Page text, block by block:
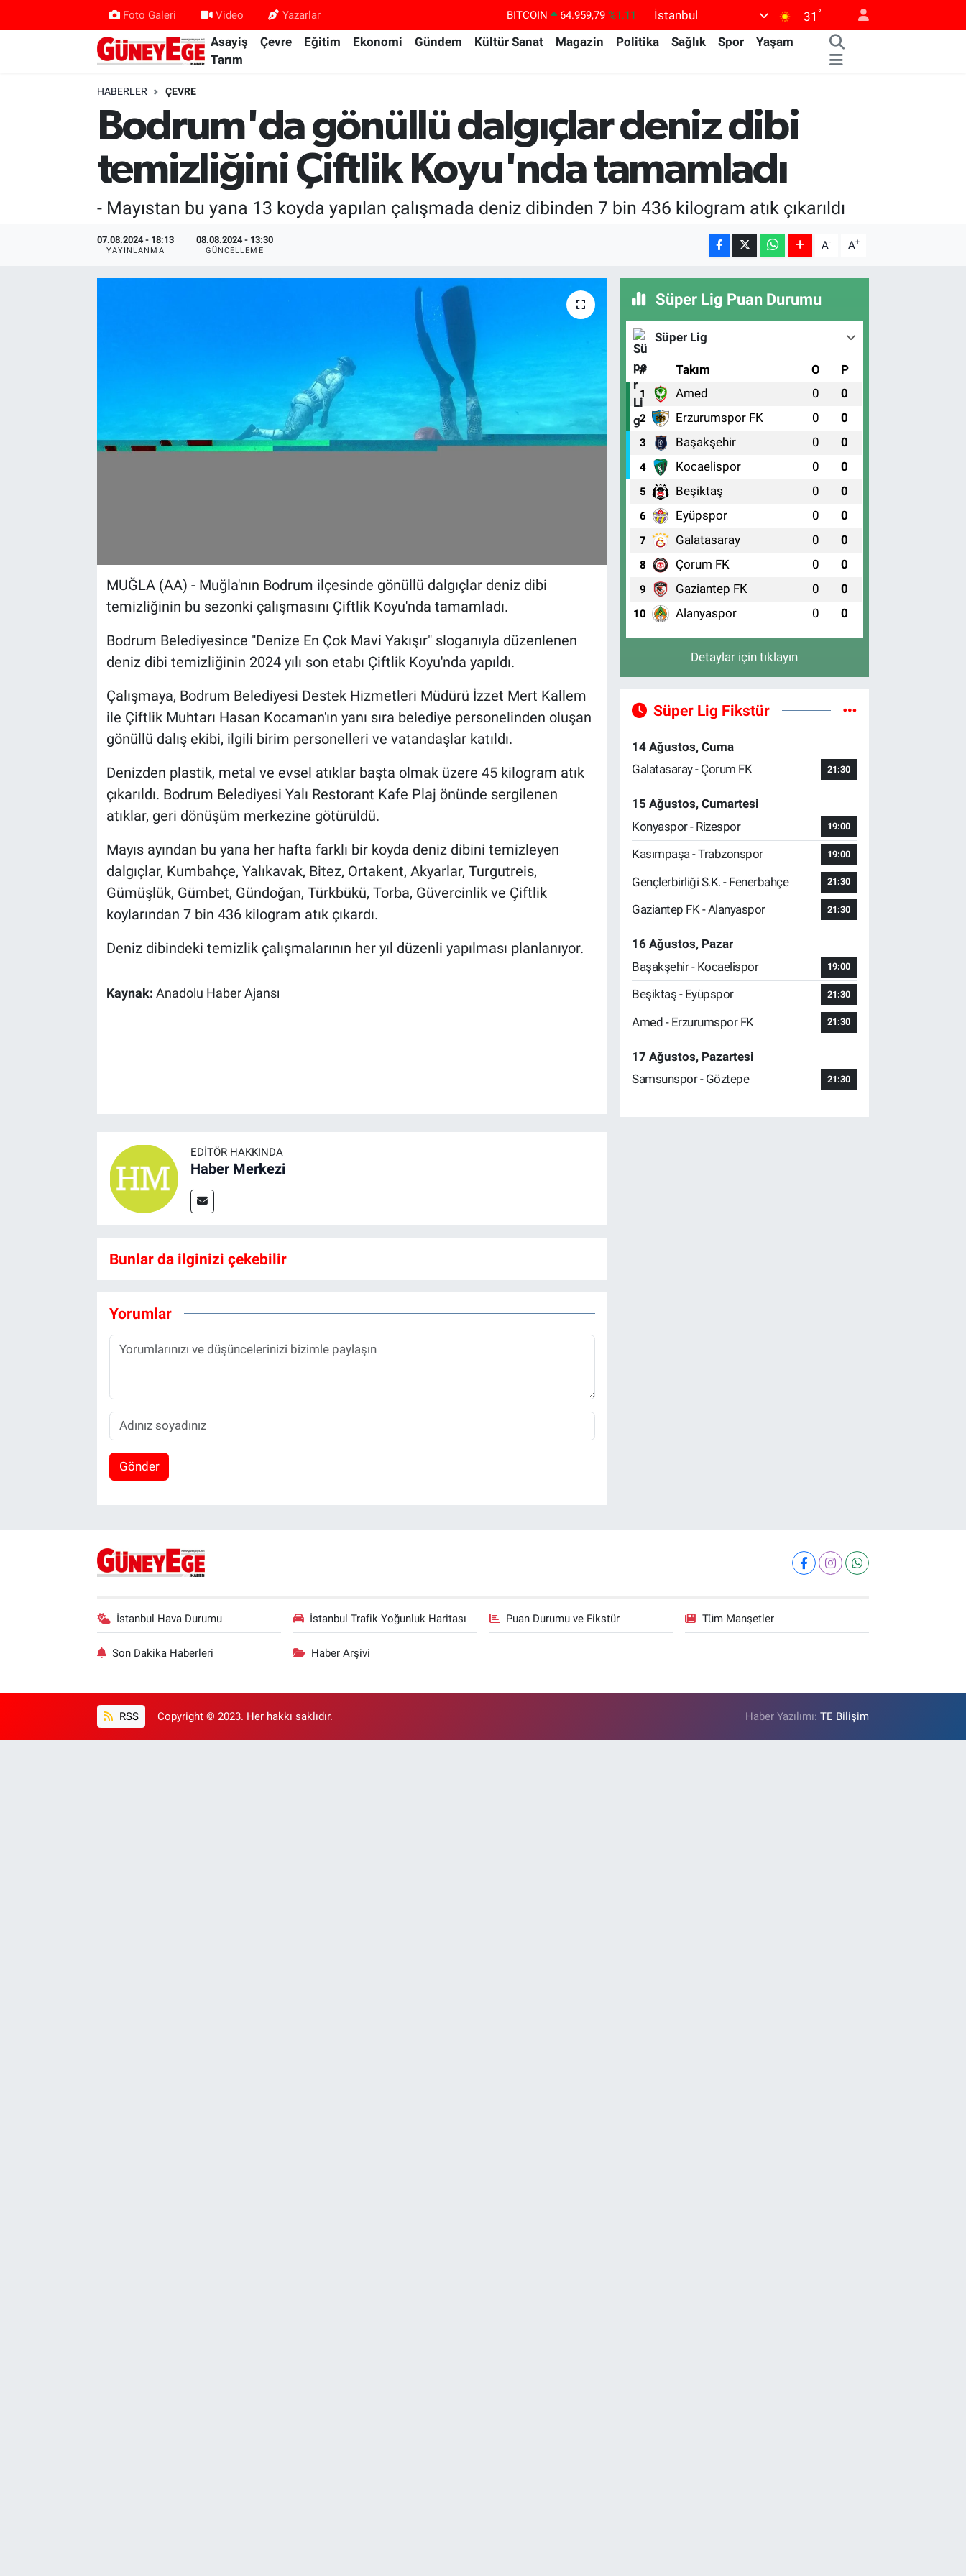
Foto Galeri Video Yazarlar BITCOIN 64.959,79 %1.11
DOLAR
47,7436
%0.18
GRAM ALTIN
6660.55
BİST100
13.779 %-14
İstanbul 31 °
Asayiş Çevre Eğitim Ekonomi Gündem Kültür Sanat Magazin Politika Sağlık Spor
Yaşam
Tarım
HABERLER ÇEVRE
Bodrum'da gönüllü dalgıçlar deniz dibi
temizliğini Çiftlik Koyu'nda tamamladı
- Mayıstan bu yana 13 koyda yapılan çalışmada deniz dibinden 7 bin 436 kilogram atık çıkarıldı
07.08.2024 - 18:13
YAYINLANMA
08.08.2024 - 13:30
GÜNCELLEME A- A+
MUĞLA (AA) - Muğla'nın Bodrum ilçesinde gönüllü dalgıçlar deniz dibi
temizliğinin bu sezonki çalışmasını Çiftlik Koyu'nda tamamladı.
Bodrum Belediyesince "Denize En Çok Mavi Yakışır" sloganıyla düzenlenen
deniz dibi temizliğinin 2024 yılı son etabı Çiftlik Koyu'nda yapıldı.
Çalışmaya, Bodrum Belediyesi Destek Hizmetleri Müdürü İzzet Mert Kallem
ile Çiftlik Muhtarı Hasan Kocaman'ın yanı sıra belediye personelinden oluşan
gönüllü dalış ekibi, ilgili birim personelleri ve vatandaşlar katıldı.
Denizden plastik, metal ve evsel atıklar başta olmak üzere 45 kilogram atık
çıkarıldı. Bodrum Belediyesi Yalı Restorant Kafe Plaj önünde sergilenen
atıklar, geri dönüşüm merkezine götürüldü.
Mayıs ayından bu yana her hafta farklı bir koyda deniz dibini temizleyen
dalgıçlar, Kumbahçe, Yalıkavak, Bitez, Ortakent, Akyarlar, Turgutreis,
Gümüşlük, Gümbet, Gündoğan, Türkbükü, Torba, Güvercinlik ve Çiftlik
koylarından 7 bin 436 kilogram atık çıkardı.
Deniz dibindeki temizlik çalışmalarının her yıl düzenli yapılması planlanıyor.
Kaynak: Anadolu Haber Ajansı
EDITÖR HAKKINDA
Haber Merkezi
Bunlar da ilginizi çekebilir
Yorumlar
Gönder
Süper Lig Puan Durumu
Süper Lig
# Takım O P
1 Amed 0 0
2 Erzurumspor FK 0 0
3 Başakşehir 0 0
4 Kocaelispor 0 0
5 Beşiktaş 0 0
6 Eyüpspor 0 0
7 Galatasaray 0 0
8 Çorum FK 0 0
9 Gaziantep FK 0 0
10 Alanyaspor 0 0
Detaylar için tıklayın
Süper Lig Fikstür
14 Ağustos, Cuma
Galatasaray - Çorum FK
21:30
15 Ağustos, Cumartesi
Konyaspor - Rizespor
19:00
Kasımpaşa - Trabzonspor 19:00
Gençlerbirliği S.K. - Fenerbahçe 21:30
Gaziantep FK - Alanyaspor 21:30
16 Ağustos, Pazar
Başakşehir - Kocaelispor
19:00
Beşiktaş - Eyüpspor 21:30
Amed - Erzurumspor FK 21:30
17 Ağustos, Pazartesi
Samsunspor - Göztepe
21:30
İstanbul Hava Durumu İstanbul Trafik Yoğunluk Haritası Puan Durumu ve Fikstür Tüm Manşetler
Son Dakika Haberleri Haber Arşivi
RSS Copyright © 2023. Her hakkı saklıdır. Haber Yazılımı:TE Bilişim
Kültür Sanat
İstanbul Hava Durumu
İstanbul Trafik Yoğunluk Haritası
Süper Lig Puan Durumu ve Fikstür
Tüm Manşetler
Son Dakika Haberleri
Haber Arşivi